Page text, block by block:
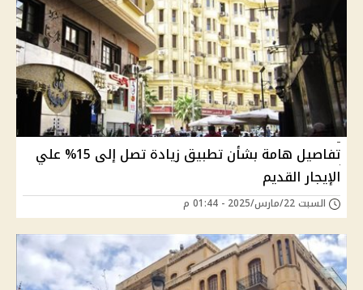
تفاصيل هامة بشأن تطبيق زيادة تصل إلى 15% علي
الإيجار القديم
السبت 22/مارس/2025 - 01:44 م